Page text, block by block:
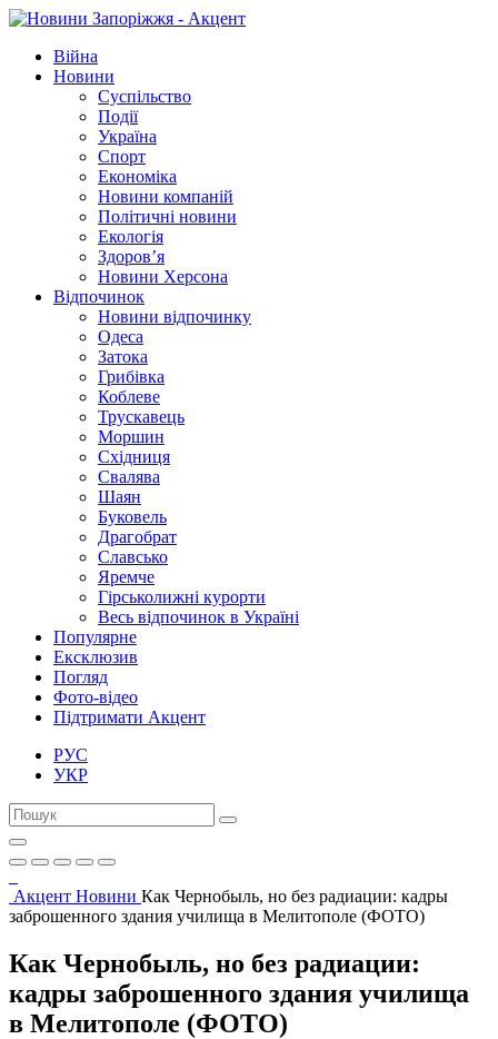
Війна
Новини
Суспільство
Події
Україна
Спорт
Економіка
Новини компаній
Політичні новини
Екологія
Здоров’я
Новини Херсона
Відпочинок
Новини відпочинку
Одеса
Затока
Грибівка
Коблеве
Трускавець
Моршин
Східниця
Свалява
Шаян
Буковель
Драгобрат
Славсько
Яремче
Гірськолижні курорти
Весь відпочинок в Україні
Популярне
Ексклюзив
Погляд
Фото-відео
Підтримати Акцент
РУС
УКР
Акцент Новини Как Чернобыль, но без радиации: кадры
заброшенного здания училища в Мелитополе (ФОТО)
Как Чернобыль, но без радиации:
кадры заброшенного здания училища
в Мелитополе (ФОТО)